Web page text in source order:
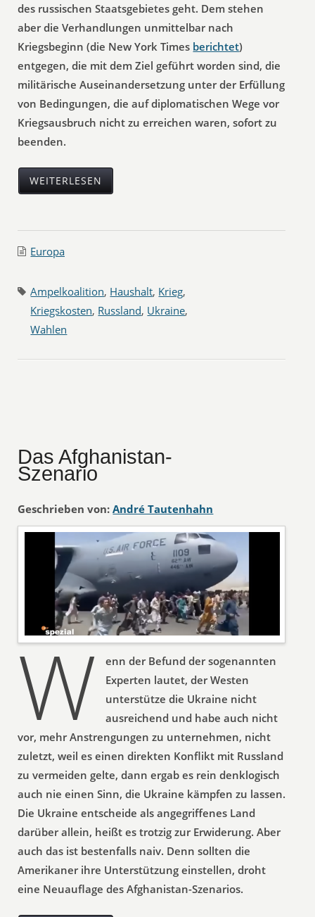
des russischen Staatsgebietes geht. Dem stehen
aber die Verhandlungen unmittelbar nach
Kriegsbeginn (die New York Times berichtet)
entgegen, die mit dem Ziel geführt worden sind, die
militärische Auseinandersetzung unter der Erfüllung
von Bedingungen, die auf diplomatischen Wege vor
Kriegsausbruch nicht zu erreichen waren, sofort zu
beenden.
WEITERLESEN
Europa
Ampelkoalition, Haushalt, Krieg,
Kriegskosten, Russland, Ukraine,
Wahlen
Das Afghanistan-
Szenario
Geschrieben von: André Tautenhahn
W
enn der Befund der sogenannten
Experten lautet, der Westen
unterstütze die Ukraine nicht
ausreichend und habe auch nicht
vor, mehr Anstrengungen zu unternehmen, nicht
zuletzt, weil es einen direkten Konflikt mit Russland
zu vermeiden gelte, dann ergab es rein denklogisch
auch nie einen Sinn, die Ukraine kämpfen zu lassen.
Die Ukraine entscheide als angegriffenes Land
darüber allein, heißt es trotzig zur Erwiderung. Aber
auch das ist bestenfalls naiv. Denn sollten die
Amerikaner ihre Unterstützung einstellen, droht
eine Neuauflage des Afghanistan-Szenarios.